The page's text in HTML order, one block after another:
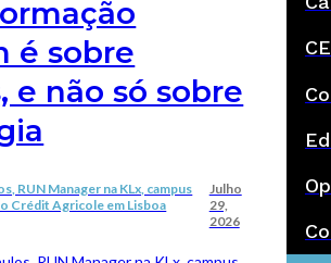
é sobre
e não só sobre
RUN Manager na KLx, campus
Crédit Agricole em Lisboa
Julho
29,
2026